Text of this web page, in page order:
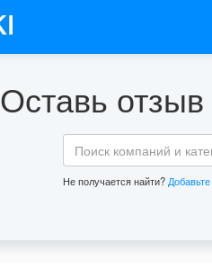
Оставь
Не получается найти?